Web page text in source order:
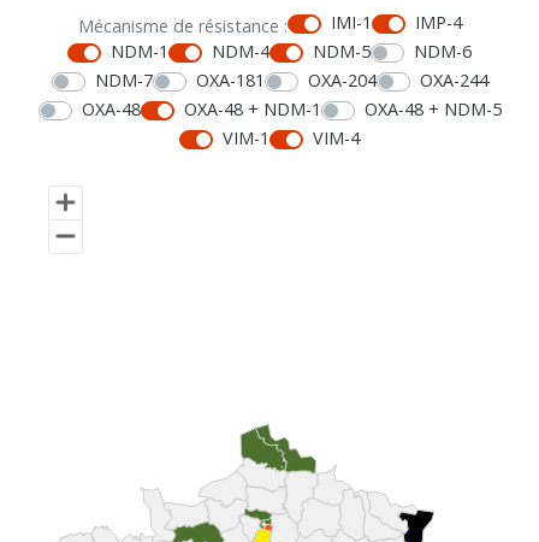
Mécanisme de résistance : IMI-1
IMP-4
NDM-1
NDM-4 NDM-5
NDM-6
NDM-7
OXA-181 OXA-204
OXA-244
OXA-48
OXA-48 + NDM-1
OXA-48 + NDM-5
VIM-1
VIM-4